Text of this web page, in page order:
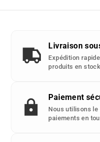
Livraison
Expédition
produits en
Paiement
Nous utilisons le
paiements en